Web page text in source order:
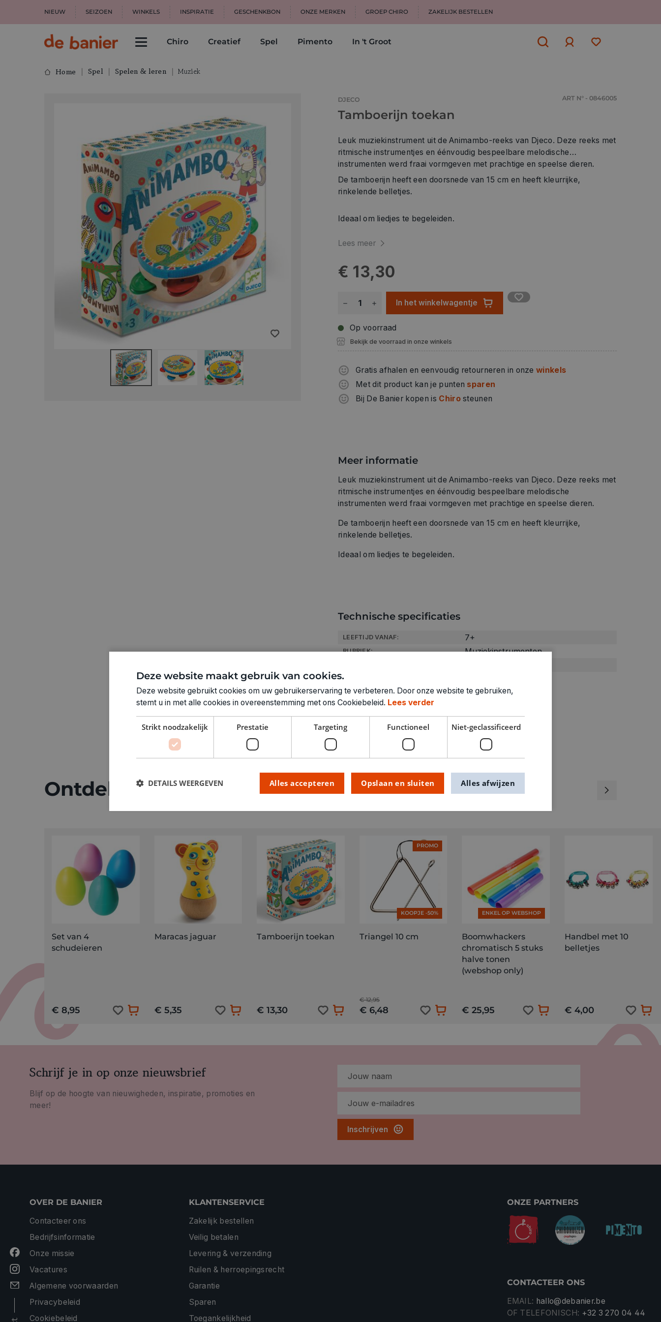
NIEUW SEIZOEN WINKELS INSPIRATIE GESCHENKBON ONZE MERKEN GROEP CHIRO ZAKELIJK BESTELLEN
Chiro Creatief Spel Pimento In 't Groot
Home Spel Spelen & leren Muziek
DJECO ART N° - 0846005
Tamboerijn toekan
Leuk muziekinstrument uit de Animambo-reeks van Djeco. Deze reeks met
ritmische instrumentjes en éénvoudig bespeelbare melodische
instrumenten werd fraai vormgeven met prachtige en speelse dieren.
De tamboerijn heeft een doorsnede van 15 cm en heeft kleurrijke,
rinkelende belletjes.
Ideaal om liedjes te begeleiden.
Lees meer
€ 13,30
In het winkelwagentje
Op voorraad
Bekijk de voorraad in onze winkels
Gratis afhalen en eenvoudig retourneren in onzewinkels
Met dit product kan je punten sparen
Bij De Banier kopen is Chirosteunen
Meer informatie
Leuk muziekinstrument uit de Animambo-reeks van Djeco. Deze reeks met
ritmische instrumentjes en éénvoudig bespeelbare melodische
instrumenten werd fraai vormgeven met prachtige en speelse dieren.
De tamboerijn heeft een doorsnede van 15 cm en heeft kleurrijke,
rinkelende belletjes.
Ideaal om liedjes te begeleiden.
Technische specificaties
LEEFTIJD VANAF: 7+
RUBRIEK: Muziekinstrumenten
ARTIKELNUMMER
Ontdek meer
Set van 4
schudeieren
€ 8,95
Maracas jaguar
€ 5,35
Tamboerijn toekan
€ 13,30
PROMO
KOOPJE -50%
Triangel 10 cm
€ 12,95
€ 6,48
ENKEL OP WEBSHOP
Boomwhackers
chromatisch 5 stuks
halve tonen
(webshop only)
€ 25,95
Handbel met 10
belletjes
€ 4,00
Schrijf je in op onze nieuwsbrief
Blijf op de hoogte van nieuwigheden, inspiratie, promoties en
meer!
Inschrijven
OVER DE BANIER
Contacteer ons
Bedrijfsinformatie
Onze missie
Vacatures
Algemene voorwaarden
Privacybeleid
Cookiebeleid
KLANTENSERVICE
Zakelijk bestellen
Veilig betalen
Levering & verzending
Ruilen & herroepingsrecht
Garantie
Sparen
Toegankelijkheid
ONZE PARTNERS
CONTACTEER ONS
EMAIL: hallo@debanier.be
OF TELEFONISCH: +32 3 270 04 44
Deze website maakt gebruik van cookies.
Deze website gebruikt cookies om uw gebruikerservaring te verbeteren. Door onze website te gebruiken,
stemt u in met alle cookies in overeenstemming met ons Cookiebeleid. Lees verder
Strikt noodzakelijk Prestatie Targeting Functioneel Niet-geclassificeerd
Opslaan en sluiten
Alles accepteren Alles afwijzen
DETAILS WEERGEVEN